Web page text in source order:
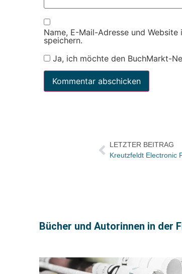
Name, E-Mail-Adresse und
speichern.
Ja, ich möchte den BuchMarkt-
LETZTER BEITRAG
Bücher und Autorinnen in der